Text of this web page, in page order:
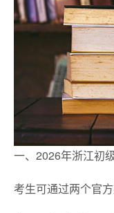
一、2026年浙江初
考生可通过两个官